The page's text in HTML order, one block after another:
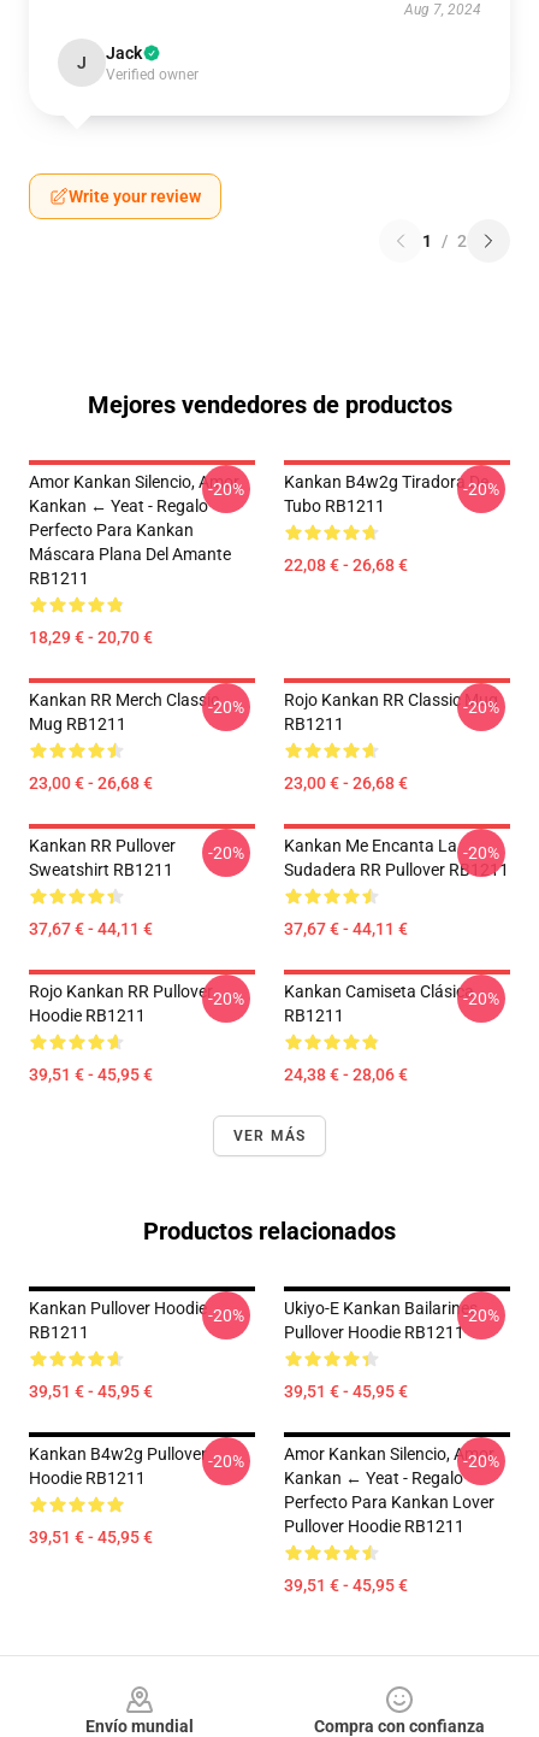
Aug 7, 2024
J Jack
Verified owner
Write your review
1 / 2
Mejores vendedores de productos
Amor Kankan Silencio, Amor
Kankan ← Yeat - Regalo
Perfecto Para Kankan
Máscara Plana Del Amante
RB1211
18,29 € - 20,70 €
-20%
Kankan B4w2g Tiradora De
Tubo RB1211
22,08 € - 26,68 €
-20%
Kankan RR Merch Classic
Mug RB1211
23,00 € - 26,68 €
-20%
Rojo Kankan RR Classic Mug
RB1211
23,00 € - 26,68 €
-20%
Kankan RR Pullover
Sweatshirt RB1211
37,67 € - 44,11 €
-20%
Kankan Me Encanta La
Sudadera RR Pullover RB1211
37,67 € - 44,11 €
-20%
Rojo Kankan RR Pullover
Hoodie RB1211
39,51 € - 45,95 €
-20%
Kankan Camiseta Clásica
RB1211
24,38 € - 28,06 €
-20%
VER MÁS
Productos relacionados
Kankan Pullover Hoodie
RB1211
39,51 € - 45,95 €
-20%
Ukiyo-E Kankan Bailarines
Pullover Hoodie RB1211
39,51 € - 45,95 €
-20%
Kankan B4w2g Pullover
Hoodie RB1211
39,51 € - 45,95 €
-20%
Amor Kankan Silencio, Amor
Kankan ← Yeat - Regalo
Perfecto Para Kankan Lover
Pullover Hoodie RB1211
39,51 € - 45,95 €
-20%
Envío mundial
Compra con confianza